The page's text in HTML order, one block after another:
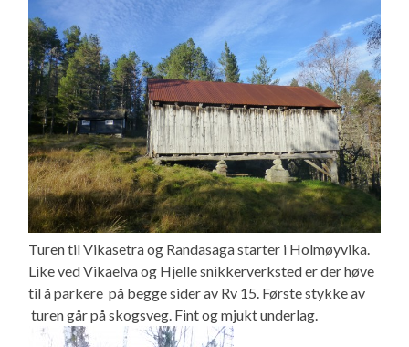
Turen til Vikasetra og Randasaga starter i Holmøyvika.
Like ved Vikaelva og Hjelle snikkerverksted er der høve
til å parkere på begge sider av Rv 15. Første stykke av
turen går på skogsveg. Fint og mjukt underlag.